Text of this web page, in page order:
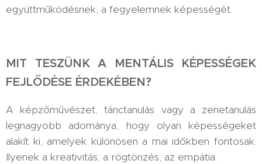
együttműködésnek, a fegyelemnek képességét.
MIT TESZÜNK A MENTÁLIS KÉPESSÉGEK
FEJLŐDÉSE ÉRDEKÉBEN?
A képzőművészet, tánctanulás vagy a zenetanulás
legnagyobb adománya, hogy olyan képességeket
alakít ki, amelyek különösen a mai időkben fontosak.
Ilyenek a kreativitás, a rögtönzés, az empátia.